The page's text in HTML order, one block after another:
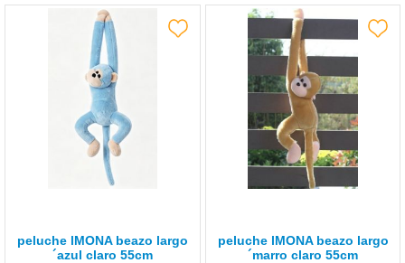
peluche lMONA beazo largo
´azul claro 55cm
peluche lMONA beazo largo
´marro claro 55cm